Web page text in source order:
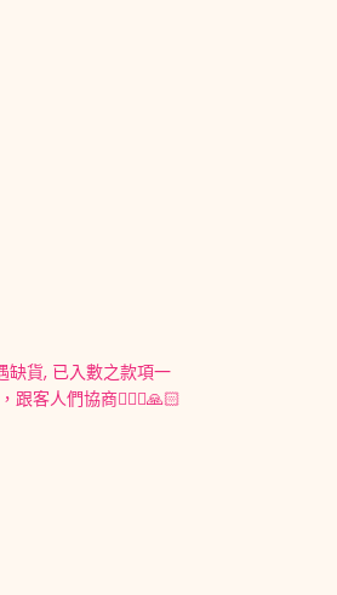
缺貨, 已入數之款項一
客人們協商🙇🏻‍♀️🙏🏻